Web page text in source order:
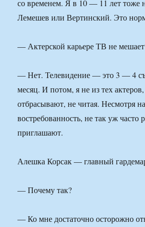
со временем. Я в 10 — 11 лет тоже
Лемешев или Вертинский. Это
— Актерской карьере ТВ не
— Нет. Телевидение — это 3 — 4
месяц. И потом, я не из тех
отбрасывают, не читая. Несмотря
востребованность, не так уж часто
приглашают.
Алешка Корсак — главный
— Почему так?
— Ко мне достаточно осторожно